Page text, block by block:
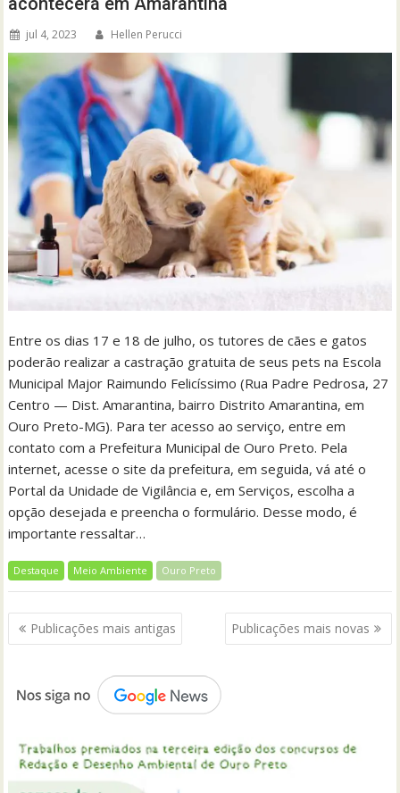
jul 4, 2023 Hellen Perucci
Entre os dias 17 e 18 de julho, os tutores de cães e gatos
poderão realizar a castração gratuita de seus pets na Escola
Municipal Major Raimundo Felicíssimo (Rua Padre Pedrosa, 27
Centro — Dist. Amarantina, bairro Distrito Amarantina, em
Ouro Preto-MG). Para ter acesso ao serviço, entre em
contato com a Prefeitura Municipal de Ouro Preto. Pela
internet, acesse o site da prefeitura, em seguida, vá até o
Portal da Unidade de Vigilância e, em Serviços, escolha a
opção desejada e preencha o formulário. Desse modo, é
importante ressaltar…
Destaque Meio Ambiente Ouro Preto
Navegação
por
Publicações mais antigas Publicações mais novas